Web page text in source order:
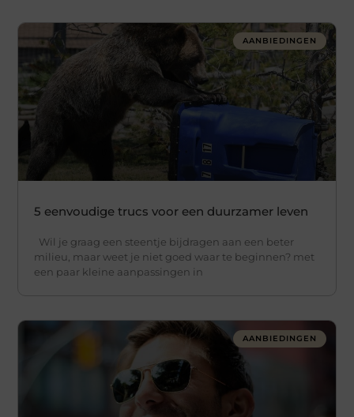
AANBIEDINGEN
5 eenvoudige trucs voor een duurzamer leven
Wil je graag een steentje bijdragen aan een beter
milieu, maar weet je niet goed waar te beginnen? met
een paar kleine aanpassingen in
AANBIEDINGEN